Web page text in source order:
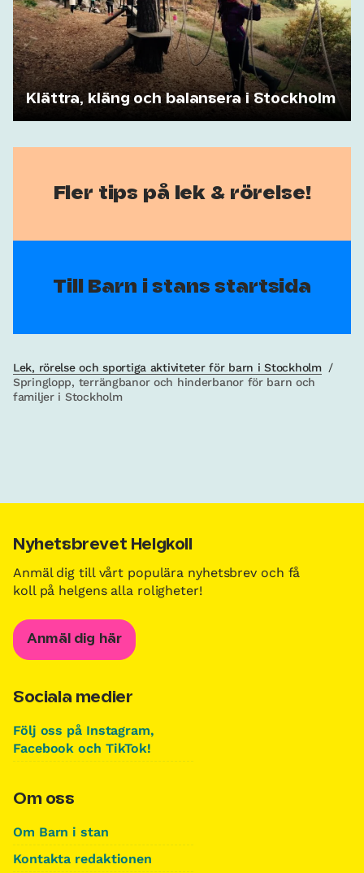
Klättra, kläng och balansera i Stockholm
Fler tips på lek & rörelse!
Till Barn i stans startsida
Lek, rörelse och sportiga aktiviteter för barn i Stockholm /
Springlopp, terrängbanor och hinderbanor för barn och
familjer i Stockholm
Nyhetsbrevet Helgkoll
Anmäl dig till vårt populära nyhetsbrev och få
koll på helgens alla roligheter!
Anmäl dig här
Sociala medier
Följ oss på Instagram,
Facebook och TikTok!
Om oss
Om Barn i stan
Kontakta redaktionen